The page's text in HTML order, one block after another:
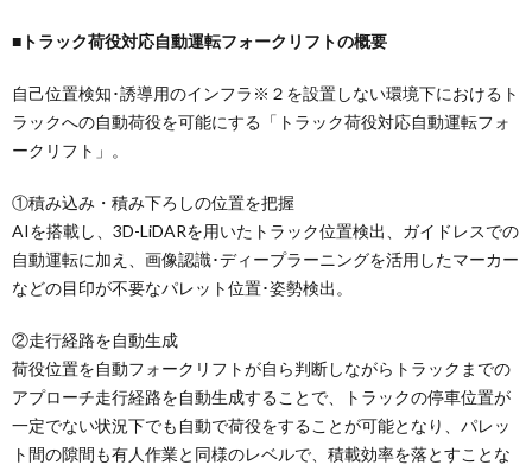
■トラック荷役対応自動運転フォークリフトの概要
自己位置検知･誘導用のインフラ※２を設置しない環境下におけるト
ラックへの自動荷役を可能にする「トラック荷役対応自動運転フォ
ークリフト」。
①積み込み・積み下ろしの位置を把握
AIを搭載し、3D-LiDARを用いたトラック位置検出、ガイドレスでの
自動運転に加え、画像認識･ディープラーニングを活用したマーカー
などの目印が不要なパレット位置･姿勢検出。
②走行経路を自動生成
荷役位置を自動フォークリフトが自ら判断しながらトラックまでの
アプローチ走行経路を自動生成することで、トラックの停車位置が
一定でない状況下でも自動で荷役をすることが可能となり、パレッ
ト間の隙間も有人作業と同様のレベルで、積載効率を落とすことな